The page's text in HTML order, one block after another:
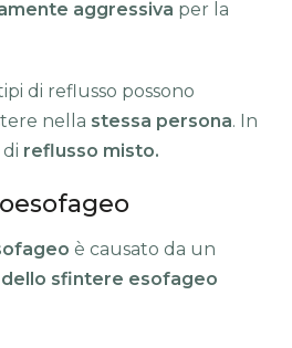
aggressiva per la
di reflusso possono
nella stessa persona. In
reflusso misto.
è causato da un
sfintere esofageo